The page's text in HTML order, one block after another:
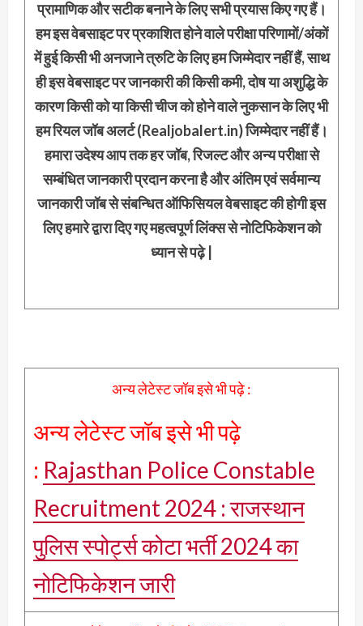
प्रामाणिक और सटीक बनाने के लिए सभी प्रयास किए गए हैं।
हम इस वेबसाइट पर प्रकाशित होने वाले परीक्षा परिणामों/अंकों
में हुई किसी भी अनजाने त्रुटि के लिए हम जिम्मेदार नहीं हैं, साथ
ही इस वेबसाइट पर जानकारी की किसी कमी, दोष या अशुद्धि के
कारण किसी को या किसी चीज को होने वाले नुकसान के लिए भी
हम रियल जॉब अलर्ट (Realjobalert.in) जिम्मेदार नहीं हैं।
हमारा उदेश्य आप तक हर जॉब, रिजल्ट और अन्य परीक्षा से
सम्बंधित जानकारी प्रदान करना है और अंतिम एवं सर्वमान्य
जानकारी जॉब से संबन्धित ऑफिसियल वेबसाइट की होगी इस
लिए हमारे द्वारा दिए गए महत्वपूर्ण लिंक्स से नोटिफिकेशन को
ध्यान से पढ़े |
अन्य लेटेस्ट जॉब इसे भी पढ़े :
अन्य लेटेस्ट जॉब इसे भी पढ़े
: Rajasthan Police Constable
Recruitment 2024 : राजस्थान
पुलिस स्पोर्ट्स कोटा भर्ती 2024 का
नोटिफिकेशन जारी